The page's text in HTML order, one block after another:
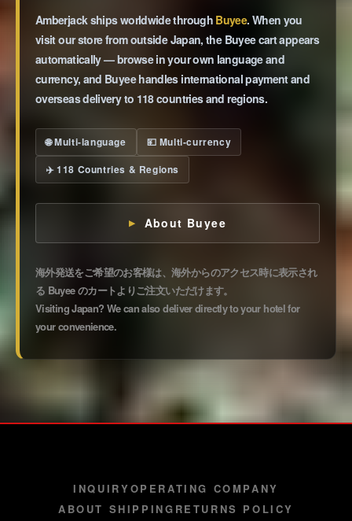
Amberjack ships worldwide through Buyee. When you
visit our store from outside Japan, the Buyee cart appears
automatically — browse in your own language and
currency, and Buyee handles international payment and
overseas delivery to 118 countries and regions.
🌐 Multi-language
💴 Multi-currency
✈️ 118 Countries & Regions
About Buyee
海外発送をご希望のお客様は、海外からのアクセス時に表示され
る Buyee のカートよりご注文いただけます。
Visiting Japan? We can also deliver directly to your hotel for
your convenience.
INQUIRYOPERATING COMPANY
ABOUT SHIPPING RETURNS POLICY